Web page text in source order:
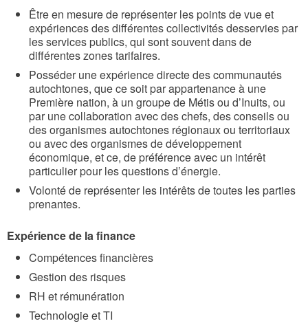
Être en mesure de représenter les points de vue et
expériences des différentes collectivités desservies par
les services publics, qui sont souvent dans de
différentes zones tarifaires.
Posséder une expérience directe des communautés
autochtones, que ce soit par appartenance à une
Première nation, à un groupe de Métis ou d’Inuits, ou
par une collaboration avec des chefs, des conseils ou
des organismes autochtones régionaux ou territoriaux
ou avec des organismes de développement
économique, et ce, de préférence avec un intérêt
particulier pour les questions d’énergie.
Volonté de représenter les intérêts de toutes les parties
prenantes.
Expérience de la finance
Compétences financières
Gestion des risques
RH et rémunération
Technologie et TI